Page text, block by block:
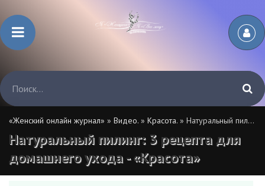
«Женский онлайн журнал» » Видео. » Красота. » Натуральный пилинг: 3 рецепта для домашнего ухода - «Красота»
Натуральный пилинг: 3 рецепта для
домашнего ухода - «Красота»